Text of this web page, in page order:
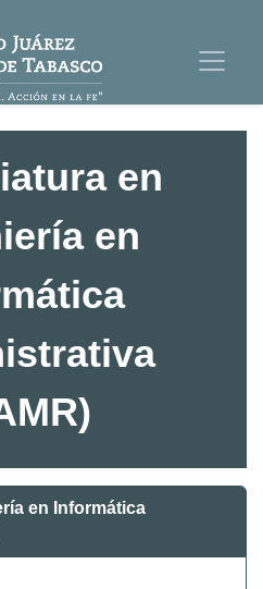
en
en
en Informática